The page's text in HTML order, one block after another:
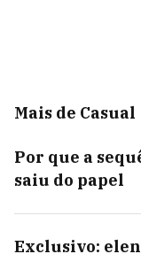
Mais de Casual
Por que a
saiu do papel
Exclusivo: